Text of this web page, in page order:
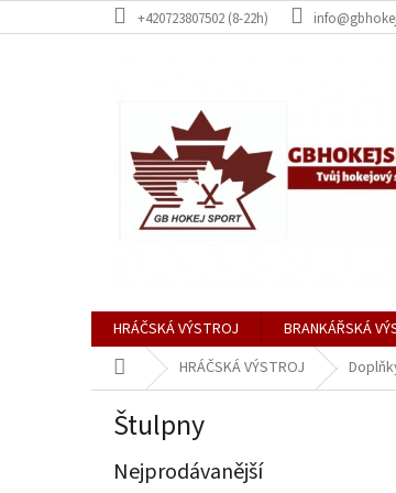
na
+420723807502 (8-22h)
HRÁČSKÁ VÝSTROJ BRANKÁŘSKÁ
Domů HRÁČSKÁ VÝSTROJ
Štulpny
Nejprodávanější